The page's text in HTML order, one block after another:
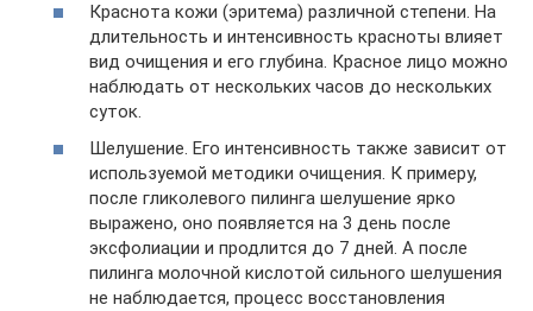
Краснота кожи (эритема) различной степени. На
длительность и интенсивность красноты влияет
вид очищения и его глубина. Красное лицо можно
наблюдать от нескольких часов до нескольких
суток.
Шелушение. Его интенсивность также зависит от
используемой методики очищения. К примеру,
после гликолевого пилинга шелушение ярко
выражено, оно появляется на 3 день после
эксфолиации и продлится до 7 дней. А после
пилинга молочной кислотой сильного шелушения
не наблюдается, процесс восстановления